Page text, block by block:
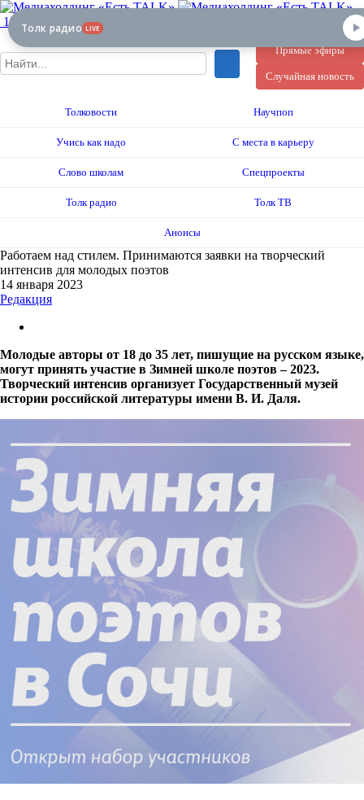
12+
Прямые эфиры
Случайная новость
Толковости Научпоп
Учись как надо С места в карьеру
Слово школам Спецпроекты
Толк радио Толк ТВ
Анонсы
Работаем над стилем. Принимаются заявки на творческий
интенсив для молодых поэтов
14 января 2023
Редакция
Молодые авторы от 18 до 35 лет, пишущие на русском языке,
могут принять участие в Зимней школе поэтов – 2023.
Творческий интенсив организует Государственный музей
истории российской литературы имени В. И. Даля.
Толк радио LIVE